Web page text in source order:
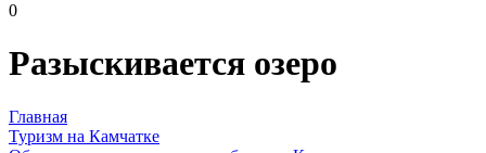
0
Разыскивается озеро
Главная
Туризм на Камчатке